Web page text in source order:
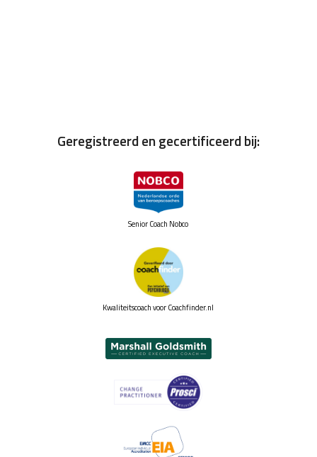
Geregistreerd en gecertificeerd bij:
Senior Coach Nobco
Kwaliteitscoach voor Coachfinder.nl